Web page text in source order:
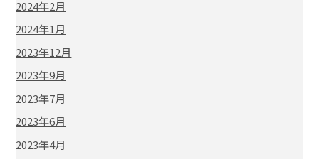
2024年2月
2024年1月
2023年12月
2023年9月
2023年7月
2023年6月
2023年4月